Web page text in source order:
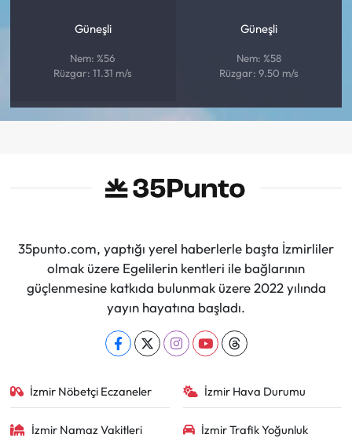
Güneşli
Nem: %56
Rüzgar: 11.31 m/s
Güneşli
Nem: %58
Rüzgar: 9.50 m/s
35punto.com, yaptığı yerel haberlerle başta İzmirliler
olmak üzere Egelilerin kentleri ile bağlarının
güçlenmesine katkıda bulunmak üzere 2022 yılında
yayın hayatına başladı.
İzmir Nöbetçi Eczaneler İzmir Hava Durumu
İzmir Namaz Vakitleri
İzmir Trafik Yoğunluk